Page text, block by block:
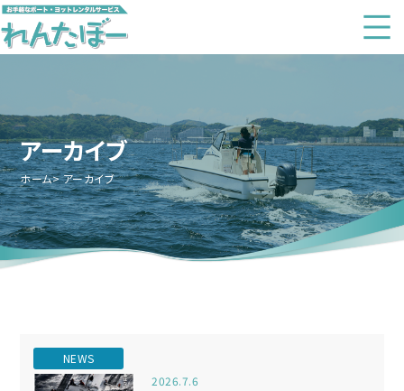
アーカイブ
ホーム アーカイブ
NEWS
2026.7.6